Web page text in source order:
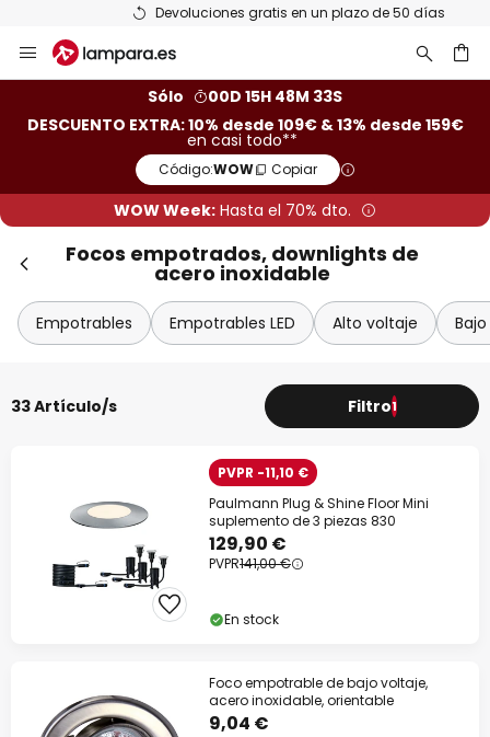
Devoluciones gratis en un plazo de 50 días
al
Sólo
00D 15H 48M 32S
DESCUENTO EXTRA: 10% desde 109€ & 13% desde 159€
en casi todo**
Código:WOW Copiar
WOW Week: Hasta el 70% dto.
Focos empotrados, downlights de
acero inoxidable
Empotrables Empotrables LED Alto voltaje
33 Artículo/s Filtro1
PVPR -11,10 €
Paulmann Plug & Shine Floor Mini
suplemento de 3 piezas 830
129,90 €
PVPR141,00 €
En stock
Foco empotrable de bajo voltaje,
acero inoxidable, orientable
9,04 €